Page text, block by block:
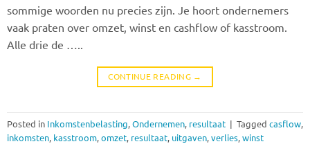
sommige woorden nu precies zijn. Je hoort ondernemers
vaak praten over omzet, winst en cashflow of kasstroom.
Alle drie de …..
CONTINUE READING →
Posted in Inkomstenbelasting, Ondernemen, resultaat Tagged casflow,
inkomsten, kasstroom, omzet, resultaat, uitgaven, verlies, winst